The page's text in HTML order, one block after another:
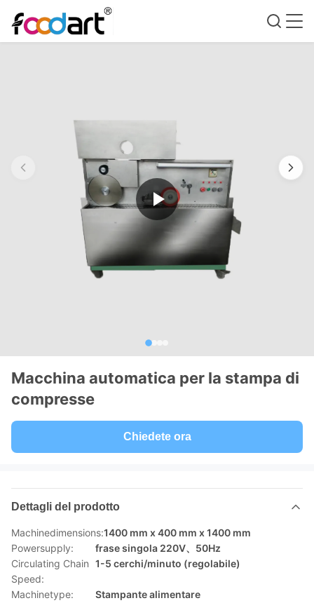
Macchina automatica per la stampa di
compresse
Chiedete ora
Dettagli del prodotto
Machinedimensions:1400 mm x 400 mm x 1400 mm
Powersupply:
frase singola 220V、50Hz
Circulating Chain
Speed:
1-5 cerchi/minuto (regolabile)
Machinetype:
Stampante alimentare